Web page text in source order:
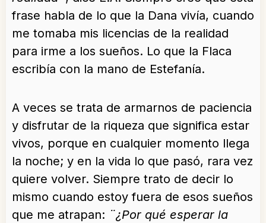
frase habla de lo que la Dana vivía, cuando
me tomaba mis licencias de la realidad
para irme a los sueños. Lo que la Flaca
escribía con la mano de Estefanía.
A veces se trata de armarnos de paciencia
y disfrutar de la riqueza que significa estar
vivos, porque en cualquier momento llega
la noche; y en la vida lo que pasó, rara vez
quiere volver. Siempre trato de decir lo
mismo cuando estoy fuera de esos sueños
que me atrapan: ¨¿Por qué esperar la